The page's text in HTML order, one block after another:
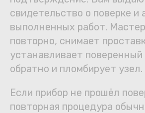
свидетельство о поверке и
выполненных работ.
повторно, снимает
устанавливает поверенный
обратно и пломбирует узел.
Если прибор не прошёл
повторная процедура